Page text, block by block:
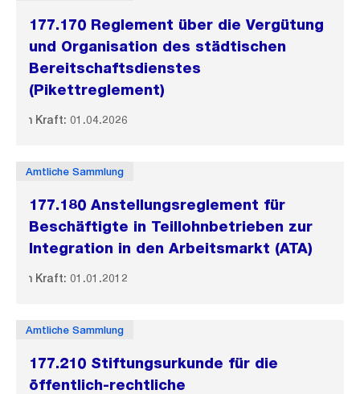
177.170 Reglement über die Vergütung
und Organisation des städtischen
Bereitschaftsdienstes
(Pikettreglement)
In Kraft: 01.04.2026
Amtliche Sammlung
177.180 Anstellungsreglement für
Beschäftigte in Teillohnbetrieben zur
Integration in den Arbeitsmarkt (ATA)
In Kraft: 01.01.2012
Amtliche Sammlung
177.210 Stiftungsurkunde für die
öffentlich-rechtliche